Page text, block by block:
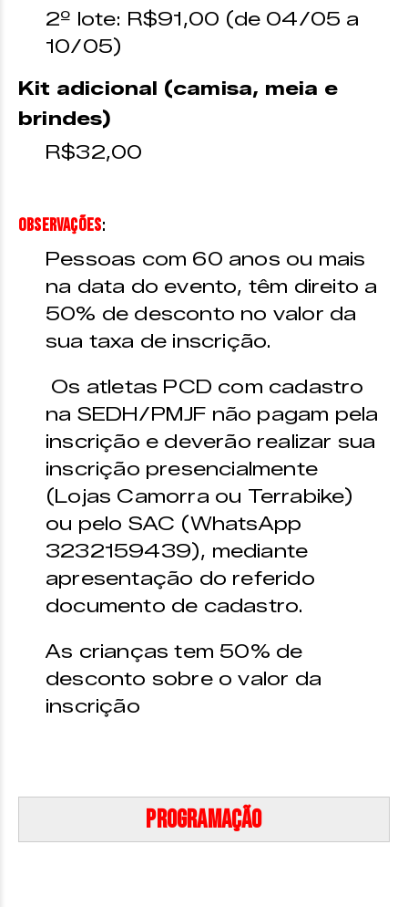
2º lote: R$91,00 (de 04/05 a
10/05)
Kit adicional (camisa, meia e
brindes)
R$32,00
Observações:
Pessoas com 60 anos ou mais
na data do evento, têm direito a
50% de desconto no valor da
sua taxa de inscrição.
Os atletas PCD com cadastro
na SEDH/PMJF não pagam pela
inscrição e deverão realizar sua
inscrição presencialmente
(Lojas Camorra ou Terrabike)
ou pelo SAC (WhatsApp
3232159439), mediante
apresentação do referido
documento de cadastro.
As crianças tem 50% de
desconto sobre o valor da
inscrição
Programação